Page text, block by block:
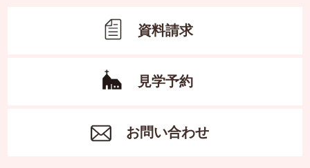
資料請求
見学予約
お問い合わせ